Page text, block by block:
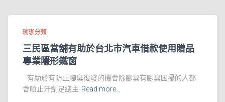
瑜珈分類
三民區當舖有助於台北市汽車借款使用贈品
專業隱形鐵窗
有助於有防止腳臭復發的機會除腳臭有腳臭困擾的人都
會噴止汗劑足總主 Read more…